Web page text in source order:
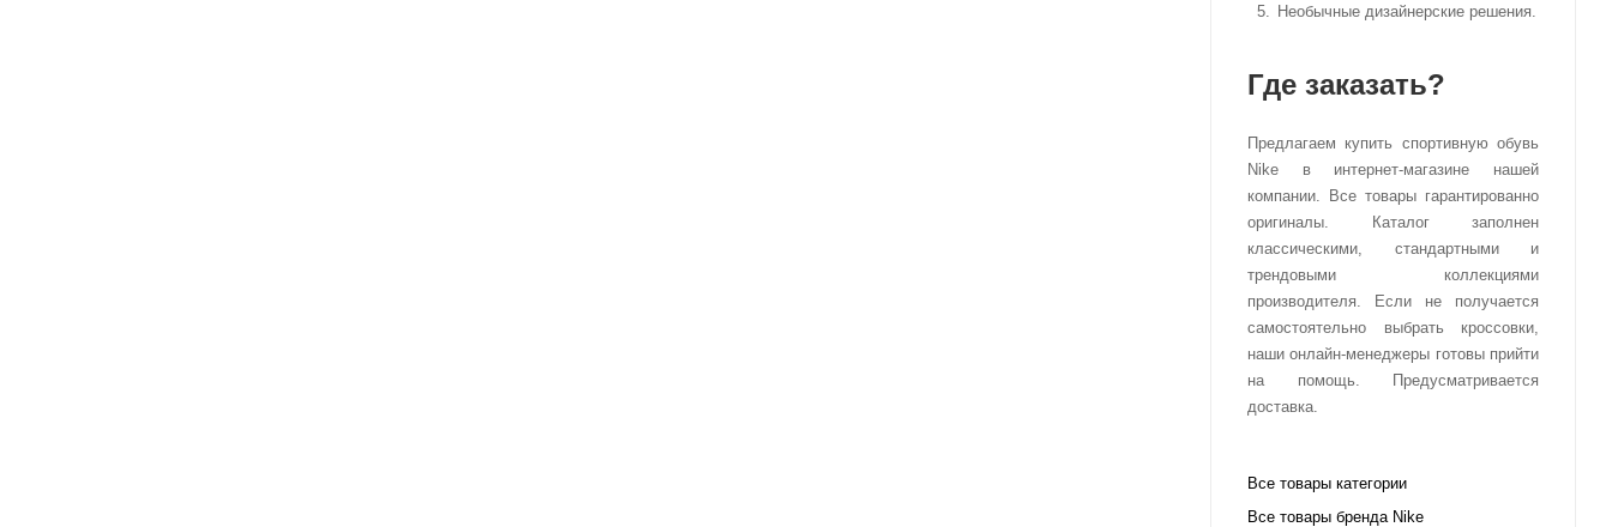
Необычные дизайнерские решения.
Где заказать?
Предлагаем купить спортивную обувь
Nike в интернет-магазине нашей
компании. Все товары гарантированно
оригиналы. Каталог заполнен
классическими, стандартными и
трендовыми коллекциями
производителя. Если не получается
самостоятельно выбрать кроссовки,
наши онлайн-менеджеры готовы прийти
на помощь. Предусматривается
доставка.
Все товары категории
Все товары бренда Nike